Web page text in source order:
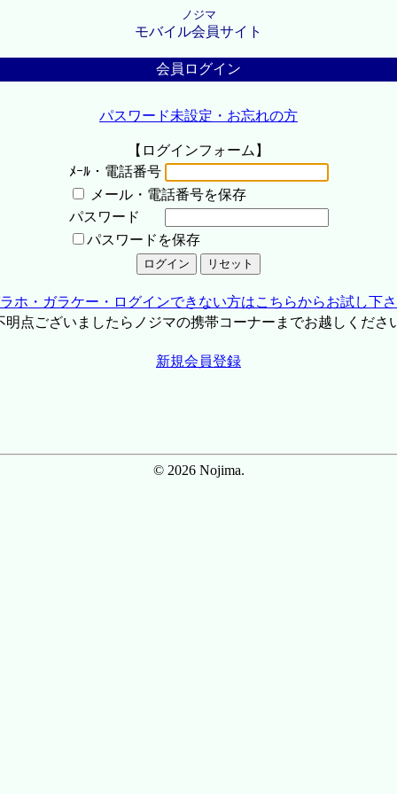
ノジマ
モバイル会員サイト
会員ログイン
パスワード未設定・お忘れの方
【ログインフォーム】
ﾒｰﾙ・電話番号
メール・電話番号を保存
パスワード
パスワードを保存
ホ・ガラケー・ログインできない方はこちらからお試し下
点ございましたらノジマの携帯コーナーまでお越しくださ
新規会員登録
© 2026 Nojima.